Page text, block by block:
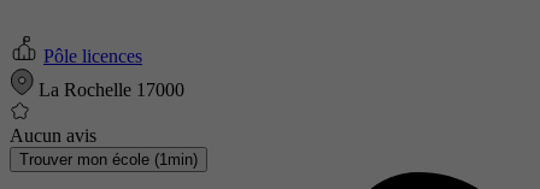
Pôle licences
La Rochelle 17000
Aucun avis
Trouver mon école (1min)